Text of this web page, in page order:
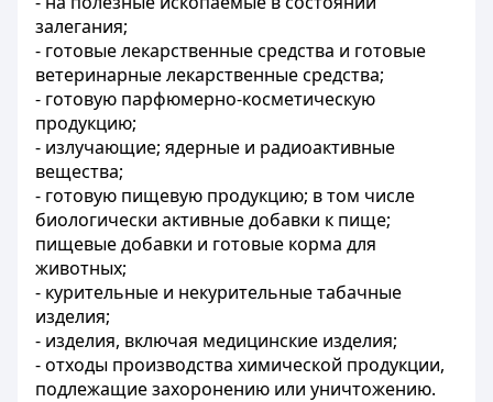
залегания;
- готовые лекарственные средства и готовые
ветеринарные лекарственные средства;
- готовую парфюмерно-косметическую
продукцию;
- излучающие; ядерные и радиоактивные
вещества;
- готовую пищевую продукцию; в том числе
биологически активные добавки к пище;
пищевые добавки и готовые корма для
животных;
- курительные и некурительные табачные
изделия;
- изделия, включая медицинские изделия;
- отходы производства химической продукции,
подлежащие захоронению или уничтожению.